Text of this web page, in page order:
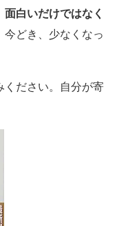
白いだけではなく
今どき、少なくなっ
ください。自分が寄